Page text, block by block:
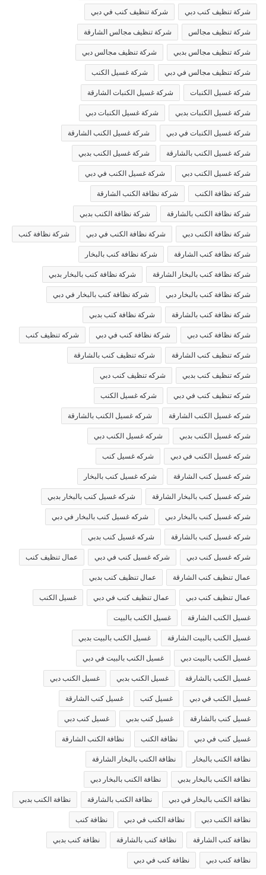
شركة تنظيف كنب دبي شركة تنظيف كنب في دبي
شركة تنظيف مجالس شركة تنظيف مجالس الشارقة
شركة تنظيف مجالس بدبي شركة تنظيف مجالس دبي
شركة تنظيف مجالس في دبي شركة غسيل الكنب
شركة غسيل الكنبات شركة غسيل الكنبات الشارقة
شركة غسيل الكنبات بدبي شركة غسيل الكنبات دبي
شركة غسيل الكنبات في دبي شركة غسيل الكنب الشارقة
شركة غسيل الكنب بالشارقة شركة غسيل الكنب بدبي
شركة غسيل الكنب دبي شركة غسيل الكنب في دبي
شركة نظافة الكنب شركة نظافة الكنب الشارقة
شركة نظافة الكنب بالشارقة شركة نظافة الكنب بدبي
شركة نظافة الكنب دبي شركة نظافة الكنب في دبي شركة نظافة كنب
شركة نظافة كنب الشارقة شركة نظافة كنب بالبخار
شركة نظافة كنب بالبخار الشارقة شركة نظافة كنب بالبخار بدبي
شركة نظافة كنب بالبخار دبي شركة نظافة كنب بالبخار في دبي
شركة نظافة كنب بالشارقة شركة نظافة كنب بدبي
شركة نظافة كنب دبي شركة نظافة كنب في دبي شركه تنظيف كنب
شركه تنظيف كنب الشارقة شركه تنظيف كنب بالشارقة
شركه تنظيف كنب بدبي شركه تنظيف كنب دبي
شركه تنظيف كنب في دبي شركه غسيل الكنب
شركه غسيل الكنب الشارقة شركه غسيل الكنب بالشارقة
شركه غسيل الكنب بدبي شركه غسيل الكنب دبي
شركه غسيل الكنب في دبي شركه غسيل كنب
شركه غسيل كنب الشارقة شركه غسيل كنب بالبخار
شركه غسيل كنب بالبخار الشارقة شركه غسيل كنب بالبخار بدبي
شركه غسيل كنب بالبخار دبي شركه غسيل كنب بالبخار في دبي
شركه غسيل كنب بالشارقة شركه غسيل كنب بدبي
شركه غسيل كنب دبي شركه غسيل كنب في دبي عمال تنظيف كنب
عمال تنظيف كنب الشارقة عمال تنظيف كنب بدبي
عمال تنظيف كنب دبي عمال تنظيف كنب في دبي غسيل الكنب
غسيل الكنب الشارقة غسيل الكنب بالبيت
غسيل الكنب بالبيت الشارقة غسيل الكنب بالبيت بدبي
غسيل الكنب بالبيت دبي غسيل الكنب بالبيت في دبي
غسيل الكنب بالشارقة غسيل الكنب بدبي غسيل الكنب دبي
غسيل الكنب في دبي غسيل كنب غسيل كنب الشارقة
غسيل كنب بالشارقة غسيل كنب بدبي غسيل كنب دبي
غسيل كنب في دبي نظافة الكنب نظافة الكنب الشارقة
نظافة الكنب بالبخار نظافة الكنب بالبخار الشارقة
نظافة الكنب بالبخار بدبي نظافة الكنب بالبخار دبي
نظافة الكنب بالبخار في دبي نظافة الكنب بالشارقة نظافة الكنب بدبي
نظافة الكنب دبي نظافة الكنب في دبي نظافة كنب
نظافة كنب الشارقة نظافة كنب بالشارقة نظافة كنب بدبي
نظافة كنب دبي نظافة كنب في دبي